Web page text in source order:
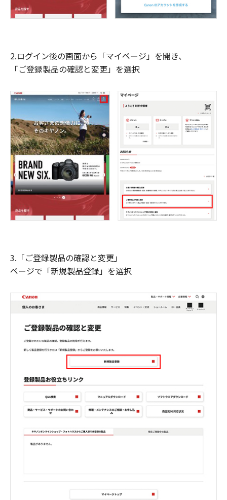
2.ログイン後の画面から「マイページ」を開き、
「ご登録製品の確認と変更」を選択
3.「ご登録製品の確認と変更」
ページで「新規製品登録」を選択